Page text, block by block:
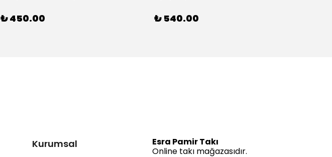
₺ 450.00 ₺ 540.00
Kurumsal
Esra Pamir Takı
Online takı mağazasıdır.